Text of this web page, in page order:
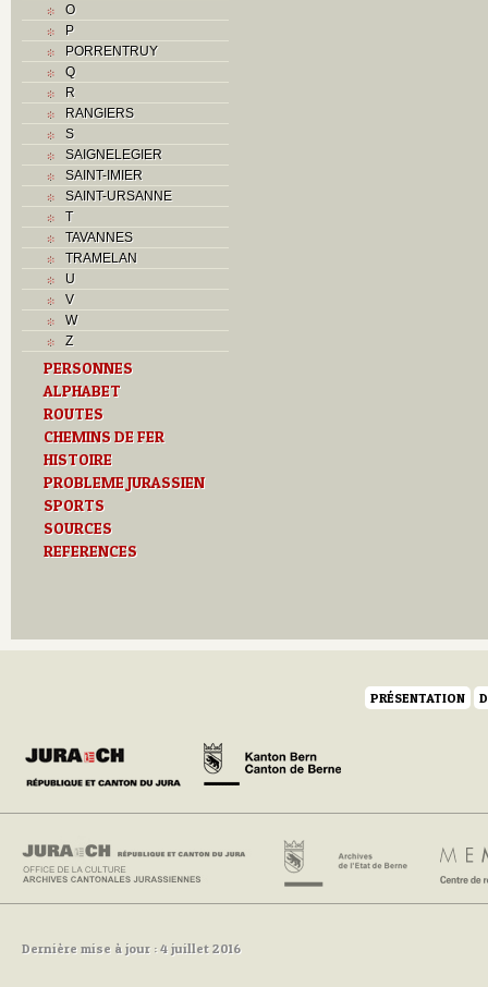
O
P
PORRENTRUY
Q
R
RANGIERS
S
SAIGNELEGIER
SAINT-IMIER
SAINT-URSANNE
T
TAVANNES
TRAMELAN
U
V
W
Z
PERSONNES
ALPHABET
ROUTES
CHEMINS DE FER
HISTOIRE
PROBLEME JURASSIEN
SPORTS
SOURCES
REFERENCES
PRÉSENTATION
Dernière mise à jour : 4 juillet 2016